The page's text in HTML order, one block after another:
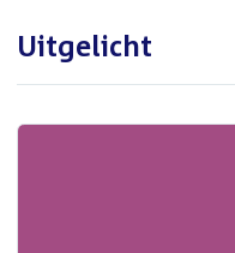
Uitgelicht